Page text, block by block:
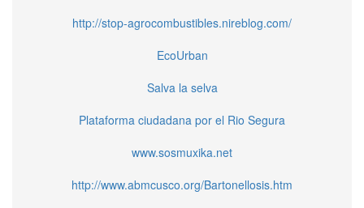
http://stop-agrocombustibles.nireblog.com/
EcoUrban
Salva la selva
Plataforma ciudadana por el Rio Segura
www.sosmuxika.net
http://www.abmcusco.org/Bartonellosis.htm